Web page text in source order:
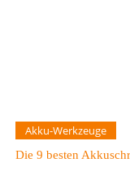
Akku-Werkzeuge
Die 9 besten